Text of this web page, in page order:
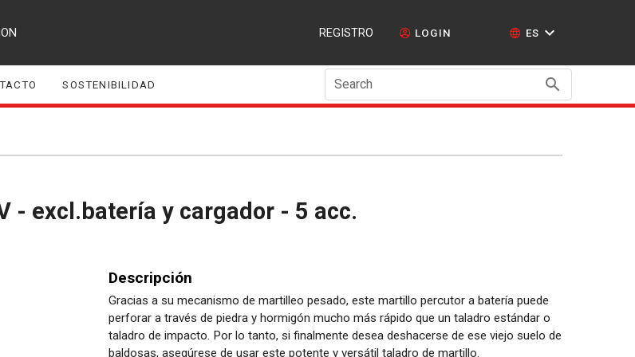
REGISTRO LOGIN ES
SOSTENIBILIDAD Search
- excl.batería y cargador - 5 acc.
Descripción
Gracias a su mecanismo de martilleo pesado, este martillo percutor a batería puede
perforar a través de piedra y hormigón mucho más rápido que un taladro estándar o
taladro de impacto. Por lo tanto, si finalmente desea deshacerse de ese viejo suelo de
baldosas, asegúrese de usar este potente y versátil taladro de martillo.